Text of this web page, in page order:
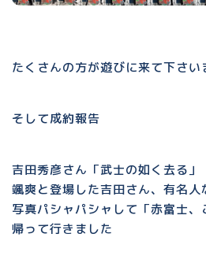
たくさんの方が遊びに来て下さい
そして成約報告
吉田秀彦さん「武士の如く去る」
颯爽と登場した吉田さん、有名人
写真パシャパシャして「赤富士
帰って行きました